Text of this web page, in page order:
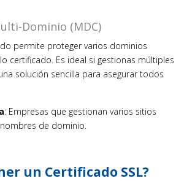
Dominio (MDC)
permite proteger varios dominios
certificado. Es ideal si gestionas múltiples
solución sencilla para asegurar todos
: Empresas que gestionan varios sitios
de dominio.
un Certificado SSL?